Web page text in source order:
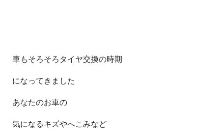
車もそろそろタイヤ交換の時期
になってきました
あなたのお車の
気になるキズやへこみなど